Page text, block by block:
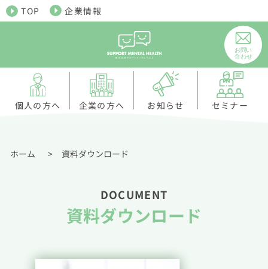
TOP 企業情報
個人の方へ 企業の方へ お知らせ セミナー
ホーム > 資料ダウンロード
DOCUMENT
資料ダウンロード